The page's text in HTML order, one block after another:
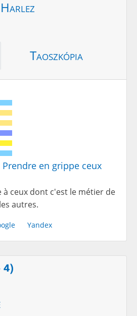
Taoszkópia
Prendre en grippe ceux
à ceux dont c'est le métier de
autres.
Yandex
4)